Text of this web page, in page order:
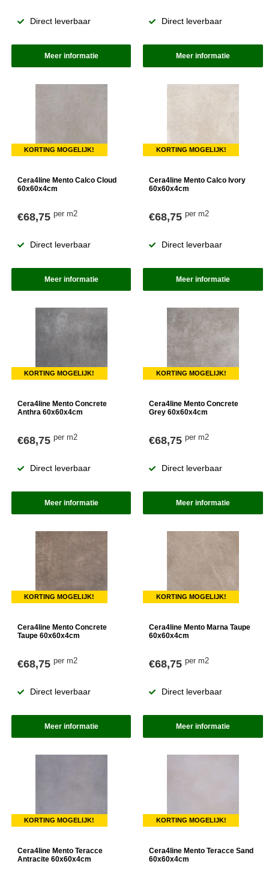
Direct leverbaar
Meer informatie
Direct leverbaar
Meer informatie
KORTING MOGELIJK!
Cera4line Mento Calco Cloud
60x60x4cm
€68,75 per m2
Direct leverbaar
Meer informatie
KORTING MOGELIJK!
Cera4line Mento Calco Ivory
60x60x4cm
€68,75per m2
Direct leverbaar
Meer informatie
KORTING MOGELIJK!
Cera4line Mento Concrete
Anthra 60x60x4cm
€68,75 per m2
Direct leverbaar
Meer informatie
KORTING MOGELIJK!
Cera4line Mento Concrete
Grey 60x60x4cm
€68,75per m2
Direct leverbaar
Meer informatie
KORTING MOGELIJK!
Cera4line Mento Concrete
Taupe 60x60x4cm
€68,75 per m2
Direct leverbaar
Meer informatie
KORTING MOGELIJK!
Cera4line Mento Marna Taupe
60x60x4cm
€68,75per m2
Direct leverbaar
Meer informatie
KORTING MOGELIJK!
Cera4line Mento Teracce
Antracite 60x60x4cm
KORTING MOGELIJK!
Cera4line Mento Teracce Sand
60x60x4cm